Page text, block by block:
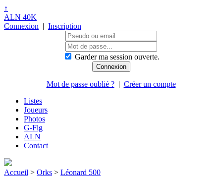
↑
ALN 40K
Connexion | Inscription
Garder ma session ouverte.
Mot de passe oublié ?| Créer un compte
Listes
Joueurs
Photos
G-Fig
ALN
Contact
Accueil > Orks > Léonard 500